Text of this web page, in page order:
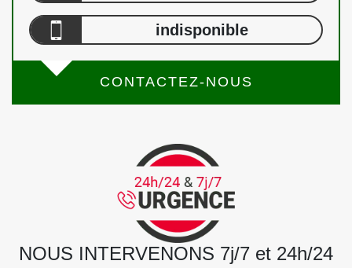
indisponible
CONTACTEZ-NOUS
NOUS INTERVENONS 7j/7 et 24h/24